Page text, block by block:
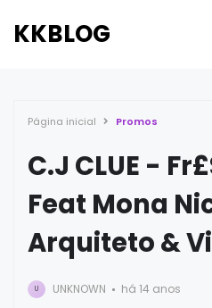
KKBLOG
Página inicial Promos
C.J CLUE -
Feat Mona
Arquiteto &
U UNKNOWN há 14 anos